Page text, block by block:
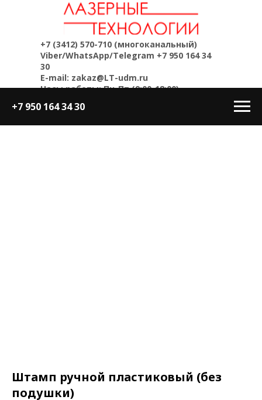
+7 (3412) 570-710 (многоканальный)
Viber/WhatsApp/Telegram +7 950 164 34
30
E-mail: zakaz@LT-udm.ru
Часы работы: Пн-Пт (9:00-18:00)
+7 950 164 34 30
Штамп ручной пластиковый (без
подушки)